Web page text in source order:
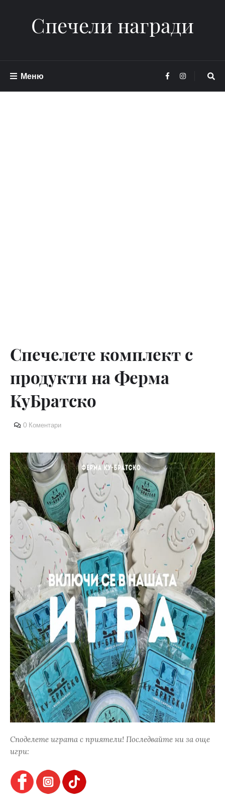
Спечели награди
Меню
Спечелете комплект с
продукти на Ферма
КуБратско
0 Коментари
Споделете играта с приятели! Последвайте ни за още
игри: